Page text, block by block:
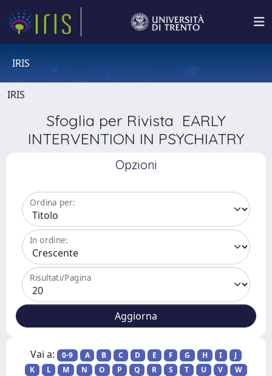
IRIS
IRIS
Sfoglia per Rivista EARLY
INTERVENTION IN PSYCHIATRY
Opzioni
Ordina per:
In ordine:
Risultati/Pagina
Vai a: 0-9 A B C D E F G H I
J
K
L M N O P Q R S T U V
W